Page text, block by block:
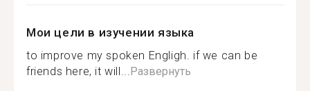
Мои цели в изучении языка
to improve my spoken Engligh. if we can be
friends here, it will...Развернуть